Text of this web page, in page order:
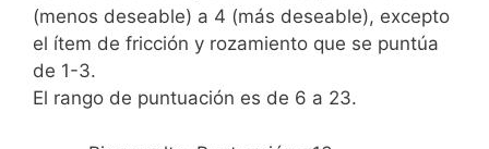
(menos deseable) a 4 (más deseable), excepto
el ítem de fricción y rozamiento que se puntúa
de 1-3.
El rango de puntuación es de 6 a 23.